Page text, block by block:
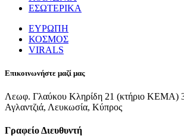
ΕΣΩΤΕΡΙΚΑ
ΕΥΡΩΠΗ
ΚΟΣΜΟΣ
VIRALS
Επικοινωνήστε μαζί μας
Λεωφ. Γλαύκου Κληρίδη 21 (κτήριο ΚΕΜΑ)
Αγλαντζιά, Λευκωσία, Κύπρος
Γραφείο Διευθυντή